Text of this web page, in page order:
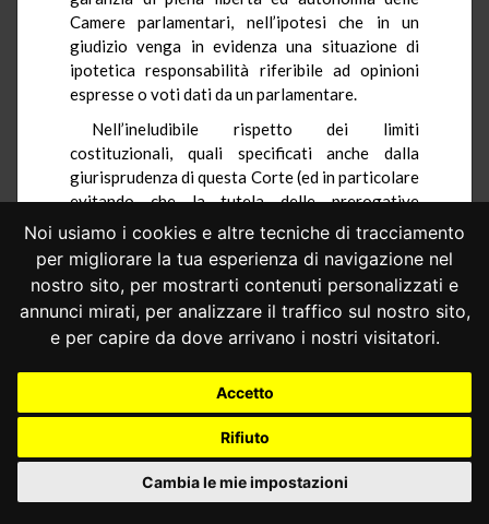
Noi usiamo i cookies e altre tecniche di tracciamento
per migliorare la tua esperienza di navigazione nel
nostro sito, per mostrarti contenuti personalizzati e
annunci mirati, per analizzare il traffico sul nostro sito,
e per capire da dove arrivano i nostri visitatori.
Accetto
Rifiuto
Cambia le mie impostazioni
Camere parlamentari, nell’ipotesi che in un
giudizio venga in evidenza una situazione di
ipotetica responsabilità riferibile ad opinioni
espresse o voti dati da un parlamentare.
Nell’ineludibile rispetto dei limiti
costituzionali, quali specificati anche dalla
giurisprudenza di questa Corte (ed in particolare
evitando che la tutela delle prerogative
parlamentari si trasformi in una sorta di potere
autorizzatorio dell’esercizio della funzione
giurisdizionale: cfr. sentenza n. 265 del 1997), è
possibile e naturale che il legislatore ordinario
predisponga in materia apposite norme
processuali, proprio al fine di meglio assicurare
il coordinamento istituzionale e la leale
collaborazione fra i poteri dello Stato coinvolti.
Disposizioni processuali di evidente importanza
istituzionale, dal momento che per il loro tramite
si mira a conseguire quell’«equilibrio razionale e
misurato» che da questa Corte è stato ritenuto